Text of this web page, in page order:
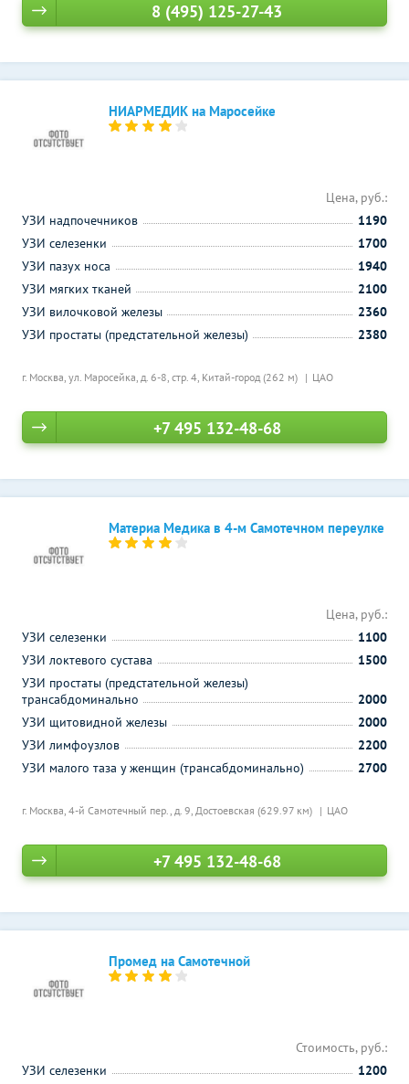
8 (495) 125-27-43
НИАРМЕДИК на Маросейке
г. Москва, ул. Маросейка, д. 6-8, стр. 4, Китай-город (262 м) ЦАО
Цена, руб.:
УЗИ надпочечников
1190
УЗИ селезенки
1700
УЗИ пазух носа
1940
УЗИ мягких тканей
2100
УЗИ вилочковой железы
2360
УЗИ простаты (предстательной железы)
2380
+7 495 132-48-68
Материа Медика в 4-м Самотечном переулке
г. Москва, 4-й Самотечный пер., д. 9, Достоевская (629.97 км) ЦАО
Цена, руб.:
УЗИ селезенки
1100
УЗИ локтевого сустава
1500
УЗИ простаты (предстательной железы)
трансабдоминально
2000
УЗИ щитовидной железы
2000
УЗИ лимфоузлов
2200
УЗИ малого таза у женщин (трансабдоминально)
2700
+7 495 132-48-68
Промед на Самотечной
Стоимость, руб.:
УЗИ селезенки
1200